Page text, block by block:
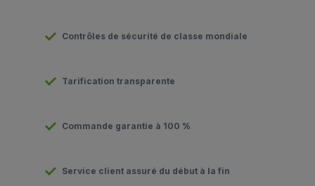
Contrôles de sécurité de classe mondiale
Tarification transparente
Commande garantie à 100 %
Service client assuré du début à la fin